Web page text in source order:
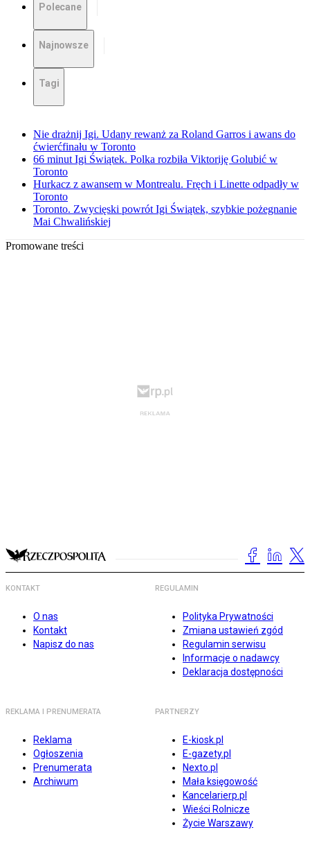
Polecane
Najnowsze
Tagi
Nie drażnij Igi. Udany rewanż za Roland Garros i awans do
ćwierćfinału w Toronto
66 minut Igi Świątek. Polka rozbiła Viktoriję Golubić w
Toronto
Hurkacz z awansem w Montrealu. Fręch i Linette odpadły w
Toronto
Toronto. Zwycięski powrót Igi Świątek, szybkie pożegnanie
Mai Chwalińskiej
Promowane treści
KONTAKT
O nas
Kontakt
Napisz do nas
REGULAMIN
Polityka Prywatności
Zmiana ustawień zgód
Regulamin serwisu
Informacje o nadawcy
Deklaracja dostępności
REKLAMA I PRENUMERATA
Reklama
Ogłoszenia
Prenumerata
Archiwum
PARTNERZY
E-kiosk.pl
E-gazety.pl
Nexto.pl
Mała księgowość
Kancelarierp.pl
Wieści Rolnicze
Życie Warszawy